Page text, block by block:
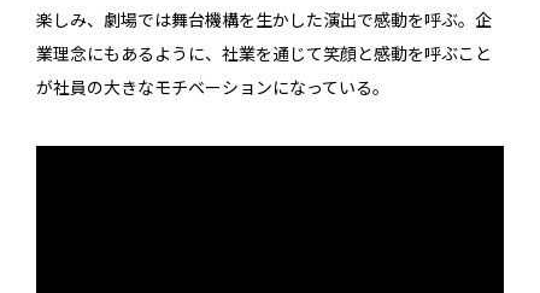
楽しみ、劇場では舞台機構を生かした演出で感動を呼ぶ。企
業理念にもあるように、社業を通じて笑顔と感動を呼ぶこと
が社員の大きなモチベーションになっている。